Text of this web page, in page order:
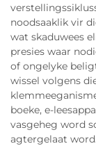
noodsaaklik vir
wat skaduwees
presies waar
of ongelyke
wissel volgens
boeke, e-
vasgeheg word
agtergelaat